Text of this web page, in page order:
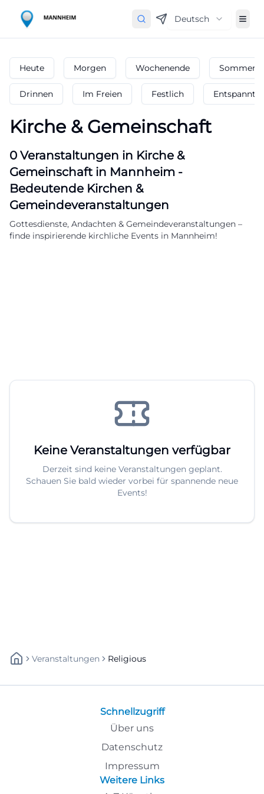
Deutsch
Heute Morgen Wochenende
Drinnen Im Freien Festlich Entspannt
Kirche & Gemeinschaft
0 Veranstaltungen in Kirche &
Gemeinschaftin Mannheim -
Bedeutende Kirchen &
Gemeindeveranstaltungen
Gottesdienste, Andachten & Gemeindeveranstaltungen –
finde inspirierende kirchliche Events in Mannheim!
Keine Veranstaltungen verfügbar
Derzeit sind keine Veranstaltungen geplant.
Schauen Sie bald wieder vorbei für spannende neue
Events!
Veranstaltungen Religious
Schnellzugriff
Über uns
Datenschutz
Impressum
Weitere Links